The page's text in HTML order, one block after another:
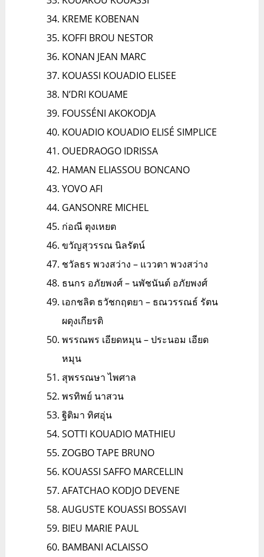
KREME KOBENAN
KOFFI BROU NESTOR
KONAN JEAN MARC
KOUASSI KOUADIO ELISEE
N’DRI KOUAME
FOUSSÉNI AKOKODJA
KOUADIO KOUADIO ELISÉ SIMPLICE
OUEDRAOGO IDRISSA
HAMAN ELIASSOU BONCANO
YOVO AFI
GANSONRE MICHEL
ก่อณี ตุงเหยต
ขวัญสุวรรณ นิลรัตน์
ชวัลธร พวงสว่าง – แววตา พวงสว่าง
ธนกร อภัยพงศ์ – นพัชนันต์ อภัยพงศ์
เอกชลิต ธวัชกฤตยา – ธณวรรณธ์ รัตน
ผดุงเกียรติ
พรรณพร เอียดหมุน – ประนอม เอียด
หมุน
สุพรรณษา ไพศาล
พรทิพย์ นาสวน
ฐิติมา ทิศอุ่น
SOTTI KOUADIO MATHIEU
ZOGBO TAPE BRUNO
KOUASSI SAFFO MARCELLIN
AFATCHAO KODJO DEVENE
AUGUSTE KOUASSI BOSSAVI
BIEU MARIE PAUL
BAMBANI ACLAISSO